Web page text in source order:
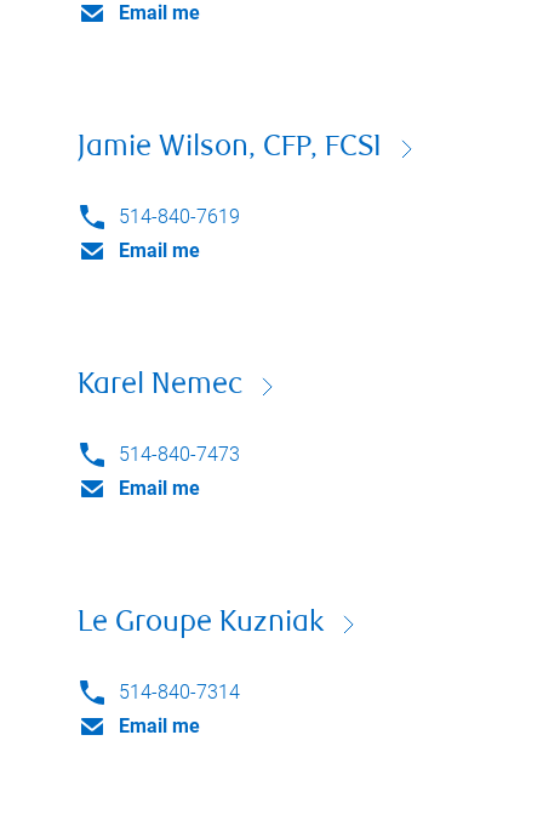
Email me
Jamie Wilson, CFP, FCSI
514-840-7619
Email me
Karel Nemec
514-840-7473
Email me
Le Groupe Kuzniak
514-840-7314
Email me